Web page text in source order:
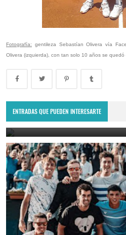
Fotografía: gentileza Sebastían Olivera vía
Olivera (izquierda), con tan solo 10 años se
ENTRADAS QUE PUEDEN INTERESARTE
Copa Davis 2024: Uruguay
el Grupo
February 10,